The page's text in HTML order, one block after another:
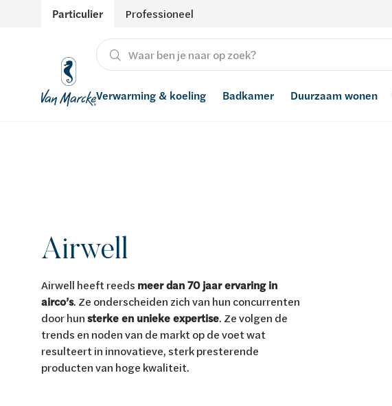
Particulier Professioneel
Verwarming & koeling Badkamer
Inspiratie
Stijlen
Van Marcke Lab
Duurzaam wonen
Smart Home
Airwell
Airwell heeft reeds meer dan 70 jaar ervaring in
airco’s. Ze onderscheiden zich van hun concurrenten
door hunsterke en unieke expertise. Ze volgen de
trends en noden van de markt op de voet wat
resulteert in innovatieve, sterk presterende
producten van hoge kwaliteit.